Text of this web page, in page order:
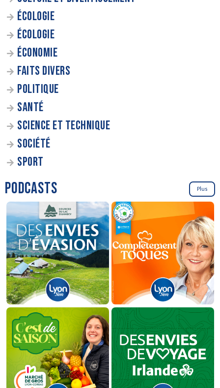
ÉCOLOGIE
ÉCOLOGIE
ÉCONOMIE
FAITS DIVERS
POLITIQUE
SANTÉ
SCIENCE ET TECHNIQUE
SOCIÉTÉ
SPORT
PODCASTS Plus